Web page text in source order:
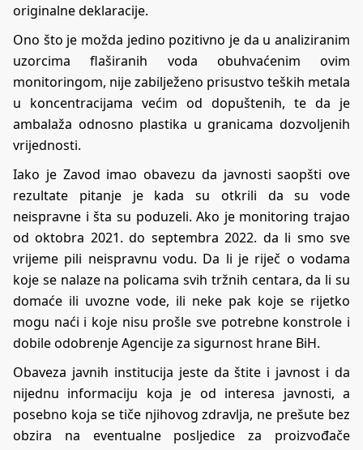
originalne deklaracije.
Ono što je možda jedino pozitivno je da u analiziranim
uzorcima flaširanih voda obuhvaćenim ovim
monitoringom, nije zabilježeno prisustvo teških metala
u koncentracijama većim od dopuštenih, te da je
ambalaža odnosno plastika u granicama dozvoljenih
vrijednosti.
Iako je Zavod imao obavezu da javnosti saopšti ove
rezultate pitanje je kada su otkrili da su vode
neispravne i šta su poduzeli. Ako je monitoring trajao
od oktobra 2021. do septembra 2022. da li smo sve
vrijeme pili neispravnu vodu. Da li je riječ o vodama
koje se nalaze na policama svih tržnih centara, da li su
domaće ili uvozne vode, ili neke pak koje se rijetko
mogu naći i koje nisu prošle sve potrebne konstrole i
dobile odobrenje Agencije za sigurnost hrane BiH.
Obaveza javnih institucija jeste da štite i javnost i da
nijednu informaciju koja je od interesa javnosti, a
posebno koja se tiče njihovog zdravlja, ne prešute bez
obzira na eventualne posljedice za proizvođače